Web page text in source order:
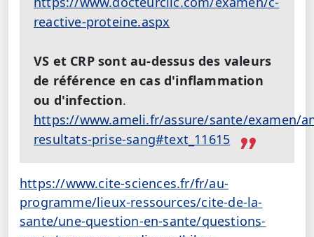
reactive-proteine.aspx
VS et CRP sont au-dessus des valeurs
de référence en cas d'inflammation
ou d'infection.
https://www.ameli.fr/assure/sante/examen/
resultats-prise-sang#text_11615
https://www.cite-sciences.fr/fr/au-
programme/lieux-ressources/cite-de-la-
sante/une-question-en-sante/questions-